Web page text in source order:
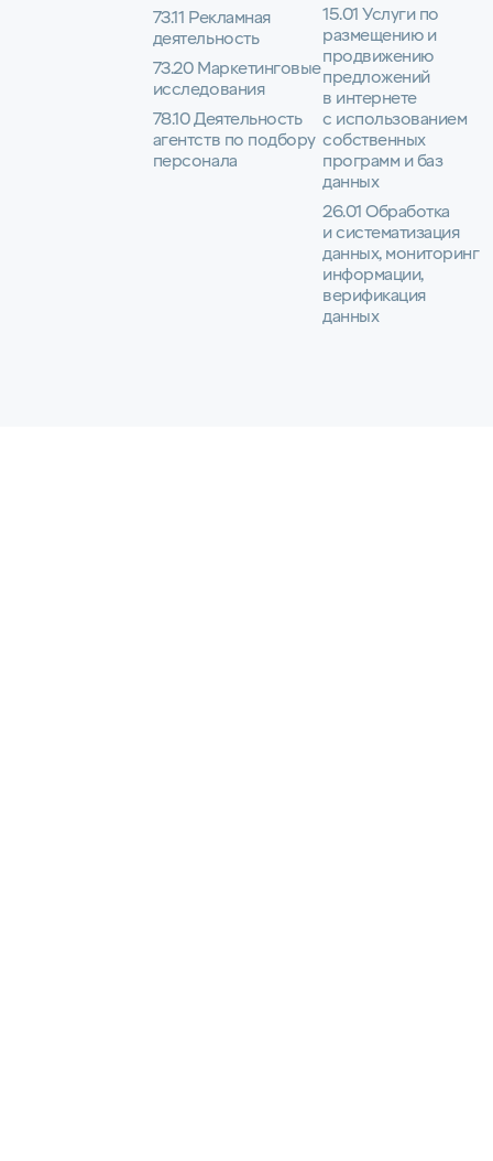
73.11 Рекламная
деятельность
73.20 Маркетинговые
исследования
78.10 Деятельность
агентств по подбору
персонала
15.01 Услуги по
размещению и
продвижению
предложений
в интернете
с использованием
собственных
программ и баз
данных
26.01 Обработка
и систематизация
данных, мониторинг
информации,
верификация
данных